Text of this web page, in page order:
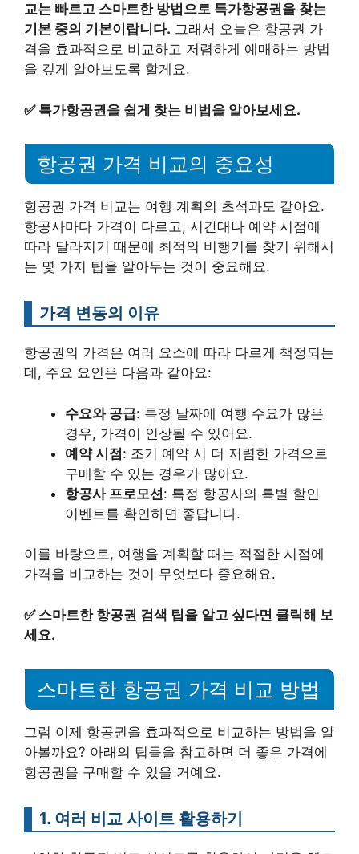
교는 빠르고 스마트한 방법으로 특가항공권을 찾는
기본 중의 기본이랍니다. 그래서 오늘은 항공권 가
격을 효과적으로 비교하고 저렴하게 예매하는 방법
을 깊게 알아보도록 할게요.
✅ 특가항공권을 쉽게 찾는 비법을 알아보세요.
항공권 가격 비교의 중요성
항공권 가격 비교는 여행 계획의 초석과도 같아요.
항공사마다 가격이 다르고, 시간대나 예약 시점에
따라 달라지기 때문에 최적의 비행기를 찾기 위해서
는 몇 가지 팁을 알아두는 것이 중요해요.
가격 변동의 이유
항공권의 가격은 여러 요소에 따라 다르게 책정되는
데, 주요 요인은 다음과 같아요:
수요와 공급: 특정 날짜에 여행 수요가 많은
경우, 가격이 인상될 수 있어요.
예약 시점: 조기 예약 시 더 저렴한 가격으로
구매할 수 있는 경우가 많아요.
항공사 프로모션: 특정 항공사의 특별 할인
이벤트를 확인하면 좋답니다.
이를 바탕으로, 여행을 계획할 때는 적절한 시점에
가격을 비교하는 것이 무엇보다 중요해요.
✅ 스마트한 항공권 검색 팁을 알고 싶다면 클릭해 보
세요.
스마트한 항공권 가격 비교 방법
그럼 이제 항공권을 효과적으로 비교하는 방법을 알
아볼까요? 아래의 팁들을 참고하면 더 좋은 가격에
항공권을 구매할 수 있을 거예요.
1. 여러 비교 사이트 활용하기